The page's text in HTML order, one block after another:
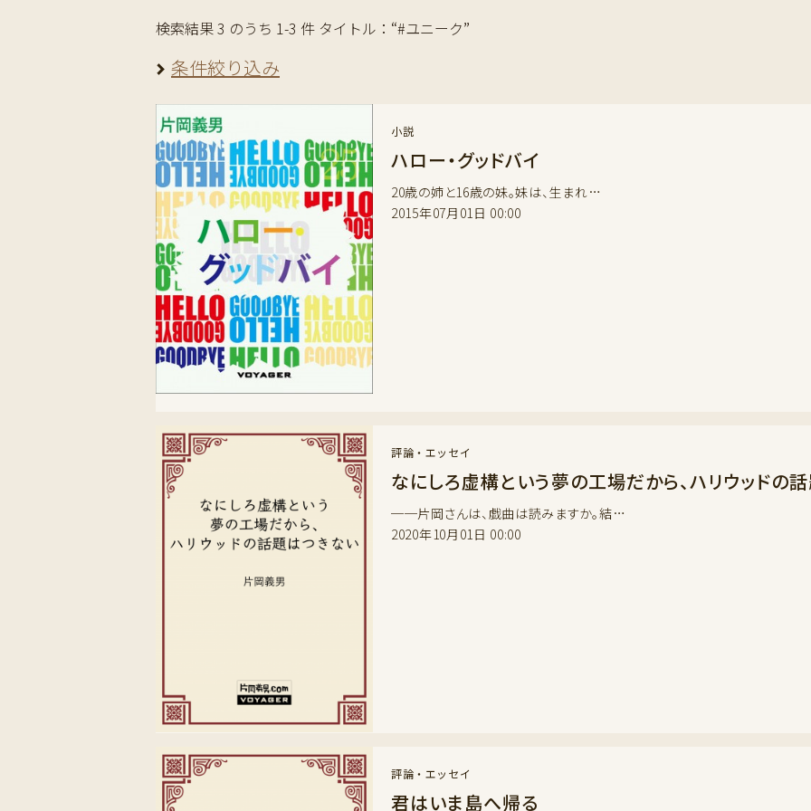
検索結果 3 のうち 1-3 件 タイトル：“#ユニーク”
条件絞り込み
小説
ハロー・グッドバイ
20歳の姉と16歳の妹。妹は、生まれ…
2015年07月01日 00:00
評論・エッセイ
なにしろ虚構という夢の工場だから、ハリウッドの
──片岡さんは、戯曲は読みますか。結…
2020年10月01日 00:00
評論・エッセイ
君はいま島へ帰る